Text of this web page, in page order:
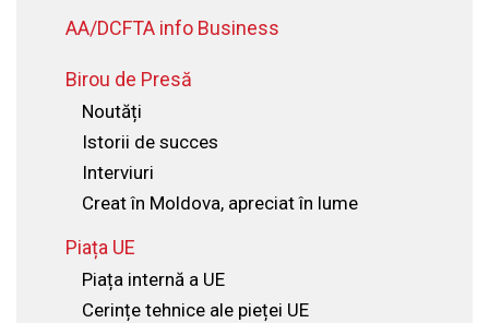
AA/DCFTA info Business
Birou de Presă
Noutăți
Istorii de succes
Interviuri
Creat în Moldova, apreciat în lume
Piața UE
Piața internă a UE
Cerințe tehnice ale pieței UE